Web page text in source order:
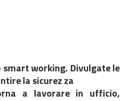
smart working. Divulgate le
la sicurez za
a lavorare in ufficio,